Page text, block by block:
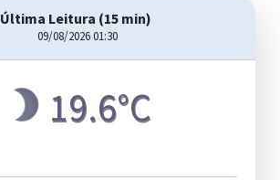
Última Leitura (15 min)
09/08/2026 01:30
19.6°C